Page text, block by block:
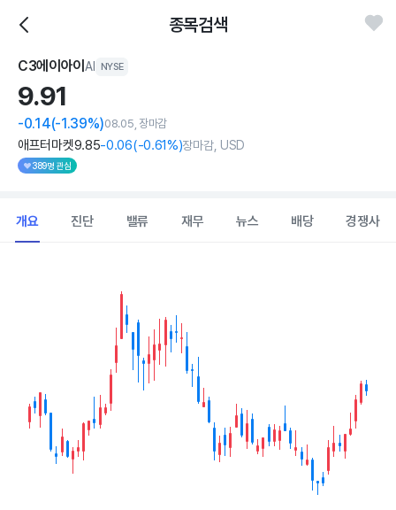
종목검색
C3에이아이AI NYSE
9.91
-0.14(-1.39%)08.05, 장마감
애프터마켓9.85-0.06(-0.61%)장마감, USD
389명 관심
개요 진단 밸류 재무 뉴스 배당 경쟁사
View as data table, Chart
The chart has 1 X axis displaying Time. Data ranges from
The chart has 1 Y axis displaying values. Data ranges from 7.91 to